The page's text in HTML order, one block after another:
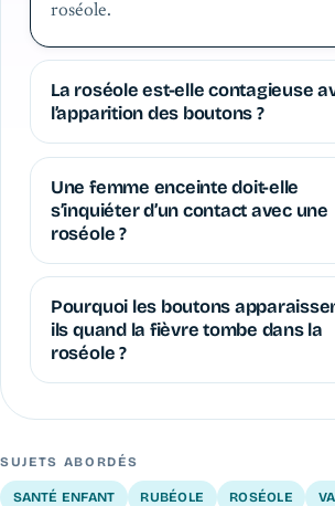
roséole.
La roséole est-elle contagieuse
l’apparition des boutons ?
Une femme enceinte doit-elle
s’inquiéter d’un contact avec une
roséole ?
Pourquoi les boutons
ils quand la fièvre tombe dans la
roséole ?
SUJETS ABORDÉS
SANTÉ ENFANT RUBÉOLE ROSÉOLE